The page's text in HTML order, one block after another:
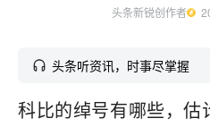
头条新锐创作者
头条听资讯，时事尽掌握
科比的绰号有哪些，估